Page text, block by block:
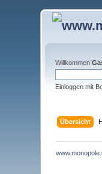
Willkommen
Einloggen mit
Übersicht